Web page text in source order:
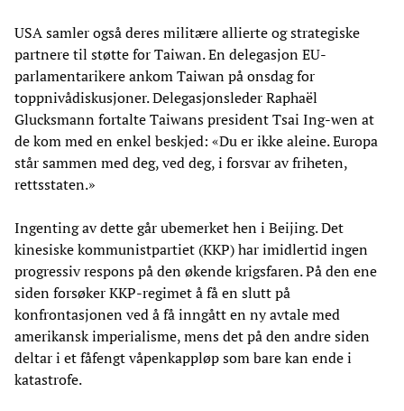
USA samler også deres militære allierte og strategiske
partnere til støtte for Taiwan. En delegasjon EU-
parlamentarikere ankom Taiwan på onsdag for
toppnivådiskusjoner. Delegasjonsleder Raphaël
Glucksmann fortalte Taiwans president Tsai Ing-wen at
de kom med en enkel beskjed: «Du er ikke aleine. Europa
står sammen med deg, ved deg, i forsvar av friheten,
rettsstaten.»
Ingenting av dette går ubemerket hen i Beijing. Det
kinesiske kommunistpartiet (KKP) har imidlertid ingen
progressiv respons på den økende krigsfaren. På den ene
siden forsøker KKP-regimet å få en slutt på
konfrontasjonen ved å få inngått en ny avtale med
amerikansk imperialisme, mens det på den andre siden
deltar i et fåfengt våpenkappløp som bare kan ende i
katastrofe.